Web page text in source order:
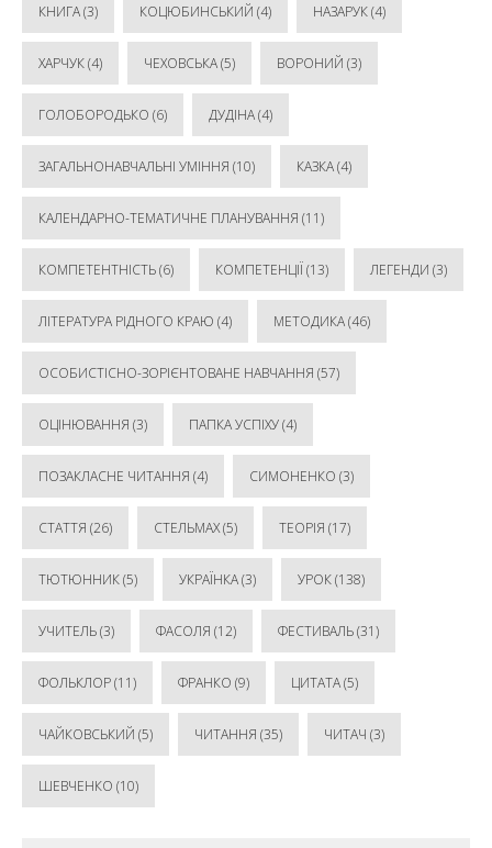
КНИГА(3) КОЦЮБИНСЬКИЙ (4) НАЗАРУК(4)
ХАРЧУК(4) ЧЕХОВСЬКА(5) ВОРОНИЙ (3)
ГОЛОБОРОДЬКО (6) ДУДІНА(4)
ЗАГАЛЬНОНАВЧАЛЬНІ УМІННЯ (10) КАЗКА(4)
КАЛЕНДАРНО-ТЕМАТИЧНЕ ПЛАНУВАННЯ (11)
КОМПЕТЕНТНІСТЬ(6) КОМПЕТЕНЦІЇ (13) ЛЕГЕНДИ (3)
ЛІТЕРАТУРА РІДНОГО КРАЮ (4) МЕТОДИКА(46)
ОСОБИСТІСНО-ЗОРІЄНТОВАНЕ НАВЧАННЯ (57)
ОЦІНЮВАННЯ (3) ПАПКА УСПІХУ(4)
ПОЗАКЛАСНЕ ЧИТАННЯ (4) СИМОНЕНКО (3)
СТАТТЯ (26) СТЕЛЬМАХ(5) ТЕОРІЯ (17)
ТЮТЮННИК(5) УКРАЇНКА(3) УРОК(138)
УЧИТЕЛЬ(3) ФАСОЛЯ (12) ФЕСТИВАЛЬ(31)
ФОЛЬКЛОР(11) ФРАНКО (9) ЦИТАТА(5)
ЧАЙКОВСЬКИЙ (5) ЧИТАННЯ (35) ЧИТАЧ (3)
ШЕВЧЕНКО (10)